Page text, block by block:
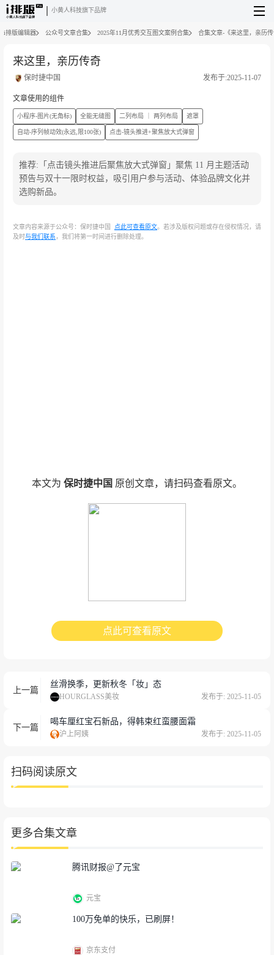
小黄人科技旗下品牌
i排版编辑器 公众号文章合集 2025年11月优秀交互图文案例合集 合集文章-《来这里，亲历
来这里，亲历传奇
保时捷中国 发布于:2025-11-07
文章使用的组件
小程序-图片(无角标) 全能无缝图 二列布局 ｜ 两列布局 遮罩
自动-序列帧动效(永远,限100张) 点击-镜头推进+聚焦放大式弹窗
推荐:「点击镜头推进后聚焦放大式弹窗」聚焦 11 月主题活动
预告与双十一限时权益，吸引用户参与活动、体验品牌文化并
选购新品。
文章内容来源于公众号：保时捷中国 点此可查看原文。若涉及版权问题或存在侵权情况，请
及时与我们联系 ，我们将第一时间进行删除处理。
本文为 保时捷中国 原创文章，请扫码查看原文。
点此可查看原文
上一篇
丝滑换季，更新秋冬「妆」态
HOURGLASS美妆 发布于: 2025-11-05
下一篇
喝车厘红宝石新品，得韩束红蛮腰面霜
沪上阿姨 发布于: 2025-11-05
扫码阅读原文
更多合集文章
腾讯财报@了元宝
元宝
100万免单的快乐，已刷屏！
京东支付